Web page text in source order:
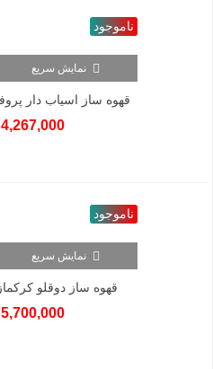
ناموجود
نمایش سریع
1138
4,267,000 تومان
ناموجود
نمایش سریع
A861
5,700,000 تومان